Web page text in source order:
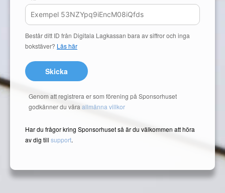
Består ditt ID från Digitala Lagkassan bara av siffror och inga
bokstäver? Läs här
Skicka
Genom att registrera er som förening på Sponsorhuset
godkänner du våra allmänna villkor
Har du frågor kring Sponsorhuset så är du välkommen att höra
av dig till support.